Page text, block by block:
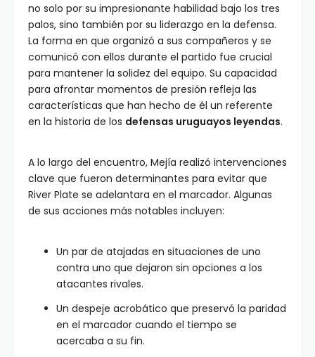
no solo por su impresionante habilidad bajo los tres
palos, sino también por su liderazgo en la defensa.
La forma en que organizó a sus compañeros y se
comunicó con ellos durante el partido fue crucial
para mantener la solidez del equipo. Su capacidad
para afrontar momentos de presión refleja las
características que han hecho de él un referente
en la historia de los defensas uruguayos leyendas.
A lo largo del encuentro, Mejía realizó intervenciones
clave que fueron determinantes para evitar que
River Plate se adelantara en el marcador. Algunas
de sus acciones más notables incluyen:
Un par de atajadas en situaciones de uno
contra uno que dejaron sin opciones a los
atacantes rivales.
Un despeje acrobático que preservó la paridad
en el marcador cuando el tiempo se
acercaba a su fin.